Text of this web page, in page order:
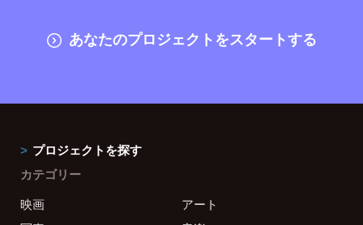
あなたのプロジェクトをスタートする
プロジェクトを探す
カテゴリー
映画
アート